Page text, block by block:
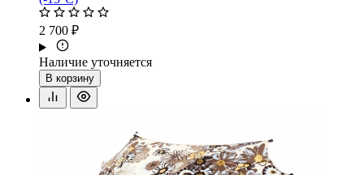
2 700 ₽
Наличие уточняется
В корзину